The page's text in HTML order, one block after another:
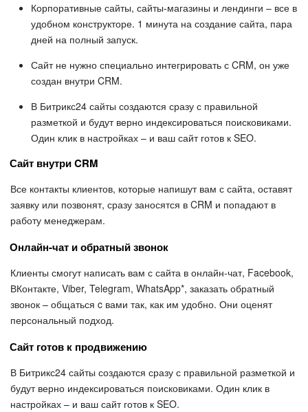
Корпоративные сайты, сайты-магазины и лендинги – все в
удобном конструкторе. 1 минута на создание сайта, пара
дней на полный запуск.
Сайт не нужно специально интегрировать с CRM, он уже
создан внутри CRM.
В Битрикс24 сайты создаются сразу с правильной
разметкой и будут верно индексироваться поисковиками.
Один клик в настройках – и ваш сайт готов к SEO.
Сайт внутри CRM
Все контакты клиентов, которые напишут вам с сайта, оставят
заявку или позвонят, сразу заносятся в CRM и попадают в
работу менеджерам.
Онлайн-чат и обратный звонок
Клиенты смогут написать вам с сайта в онлайн-чат, Facebook,
ВКонтакте, Viber, Telegram, WhatsApp*, заказать обратный
звонок – общаться c вами так, как им удобно. Они оценят
персональный подход.
Сайт готов к продвижению
В Битрикс24 сайты создаются сразу с правильной разметкой и
будут верно индексироваться поисковиками. Один клик в
настройках – и ваш сайт готов к SEO.